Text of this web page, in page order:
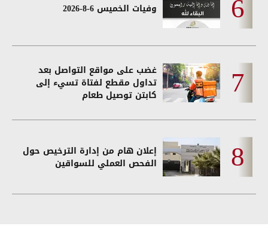
وفيات الخميس 6-8-2026
غضب على مواقع التواصل بعد
تداول مقطع لفتاة تسيء إلى
كابتن توصيل طعام
إعلان هام من إدارة الترخيص حول
الفحص العملي للسواقين